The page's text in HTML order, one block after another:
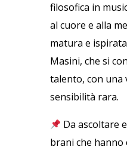
filosofica in
al cuore e alla
matura e
Masini, che si
talento, con una
sensibilità rara.
Da ascoltare
brani che hanno